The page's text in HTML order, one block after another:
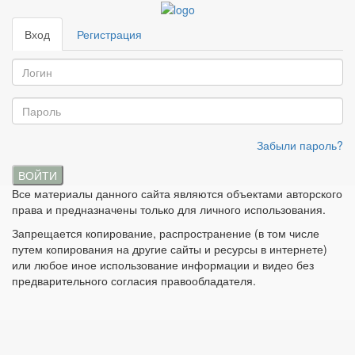
Вход Регистрация
Забыли пароль?
ВОЙТИ
Все материалы данного сайта являются объектами авторского
права и предназначены только для личного использования.
Запрещается копирование, распространение (в том числе
путем копирования на другие сайты и ресурсы в интернете)
или любое иное использование информации и видео без
предварительного согласия правообладателя.